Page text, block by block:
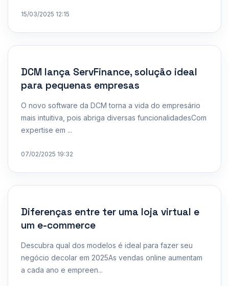
15/03/2025 12:15
DCM lança ServFinance, solução ideal
para pequenas empresas
O novo software da DCM torna a vida do empresário
mais intuitiva, pois abriga diversas funcionalidadesCom
expertise em ...
07/02/2025 19:32
Diferenças entre ter uma loja virtual e
um e-commerce
Descubra qual dos modelos é ideal para fazer seu
negócio decolar em 2025As vendas online aumentam
a cada ano e empreen...